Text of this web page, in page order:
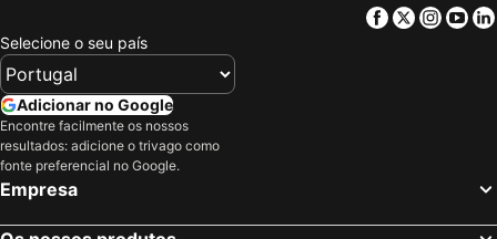
Facebook
Twitter
Selecione o seu país
Adicionar no Google
Encontre facilmente os nossos
resultados: adicione o trivago como
fonte preferencial no Google.
Empresa